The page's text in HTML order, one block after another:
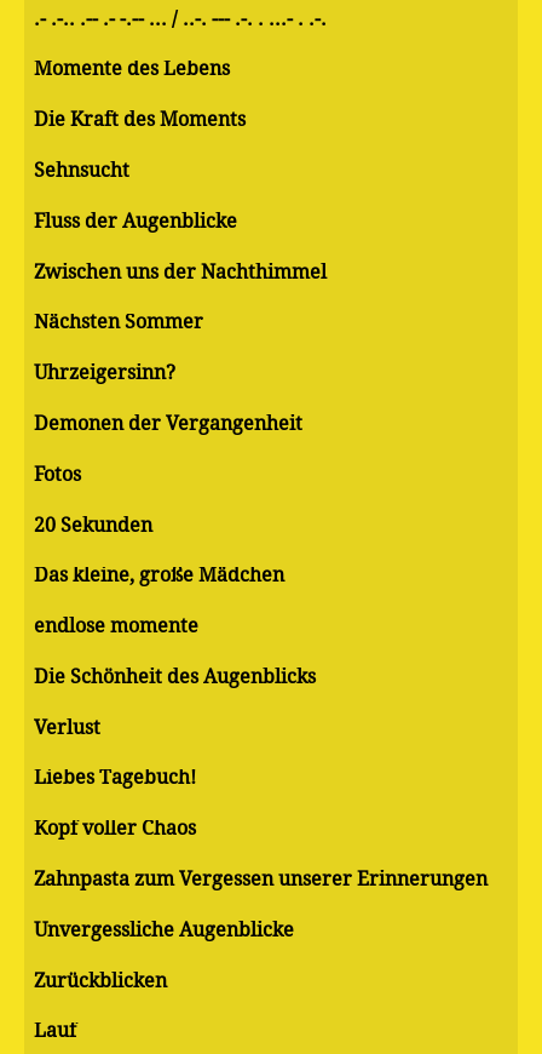
.- .-.. .-- .- -.-- ... / ..-. --- .-. . ...- . .-.
Momente des Lebens
Die Kraft des Moments
Sehnsucht
Fluss der Augenblicke
Zwischen uns der Nachthimmel
Nächsten Sommer
Uhrzeigersinn?
Demonen der Vergangenheit
Fotos
20 Sekunden
Das kleine, große Mädchen
endlose momente
Die Schönheit des Augenblicks
Verlust
Liebes Tagebuch!
Kopf voller Chaos
Zahnpasta zum Vergessen unserer Erinnerungen
Unvergessliche Augenblicke
Zurückblicken
Lauf